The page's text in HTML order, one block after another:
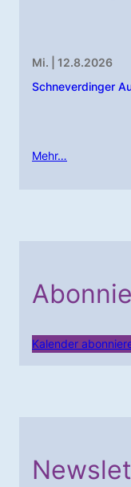
Mi. | 12.8.2026
Schneverdinger
Mehr…
Kalender